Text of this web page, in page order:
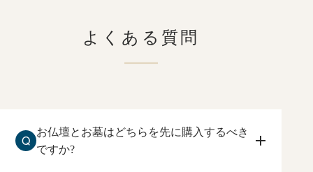
よくある質問
Q
お仏壇とお墓はどちらを先に購入するべき
ですか?